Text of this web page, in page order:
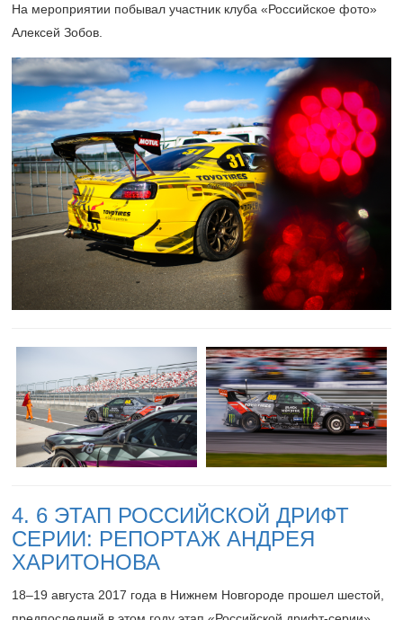
На мероприятии побывал участник клуба «Российское фото»
Алексей Зобов.
4. 6 ЭТАП РОССИЙСКОЙ ДРИФТ
СЕРИИ: РЕПОРТАЖ АНДРЕЯ
ХАРИТОНОВА
18–19 августа 2017 года в Нижнем Новгороде прошел шестой,